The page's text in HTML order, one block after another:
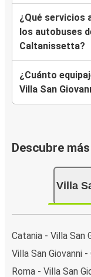
¿Qué servicios
los autobuses
Caltanissetta?
¿Cuánto
Villa San
Descubre
Villa
Catania - Villa San
Villa San Giovanni -
Roma - Villa San